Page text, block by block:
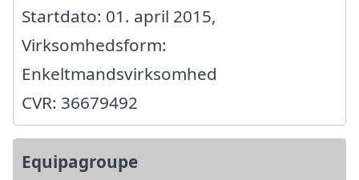
Startdato: 01. april 2015,
Virksomhedsform:
Enkeltmandsvirksomhed
CVR: 36679492
Equipagroupe